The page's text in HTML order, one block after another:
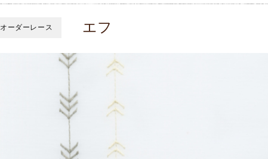
オーダーレース エフ